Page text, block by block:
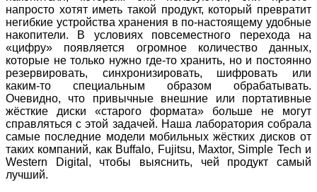
напросто хотят иметь такой продукт, который превратит
негибкие устройства хранения в по-настоящему удобные
накопители. В условиях повсеместного перехода на
«цифру» появляется огромное количество данных,
которые не только нужно где-то хранить, но и постоянно
резервировать, синхронизировать, шифровать или
каким-то специальным образом обрабатывать.
Очевидно, что привычные внешние или портативные
жёсткие диски «старого формата» больше не могут
справляться с этой задачей. Наша лаборатория собрала
самые последние модели мобильных жёстких дисков от
таких компаний, как Buffalo, Fujitsu, Maxtor, Simple Tech и
Western Digital, чтобы выяснить, чей продукт самый
лучший.